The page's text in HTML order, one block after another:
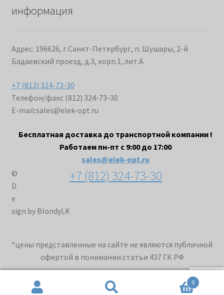
информация
Адрес: 196626, г.Санкт-Петербург, п. Шушары, 2-й
Бадаевский проезд, д.3, корп.1, лит.А
+7 (812) 324-73-30
Телефон/факс (812) 324-73-30
E-mail:sales@elek-opt.ru
Бесплатная доставка до транспортной компании !
Работаем пн-пт с 9:00 до 17:00
sales@elek-opt.ru
+7 (812) 324-73-30
©
D
e
sign by BlondyLK
0
*цены представленные на сайте не являются публичной
офертой в понимании статьи 437 ГК РФ